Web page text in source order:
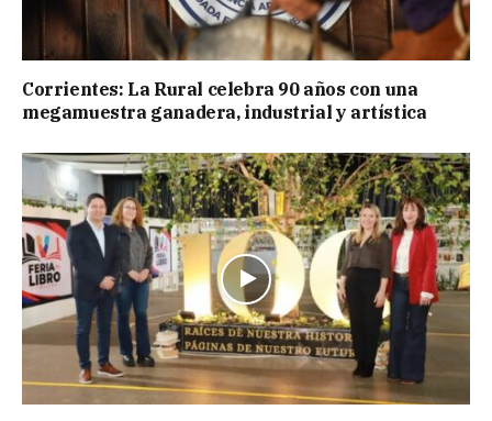
Corrientes: La Rural celebra 90 años con una
megamuestra ganadera, industrial y artística